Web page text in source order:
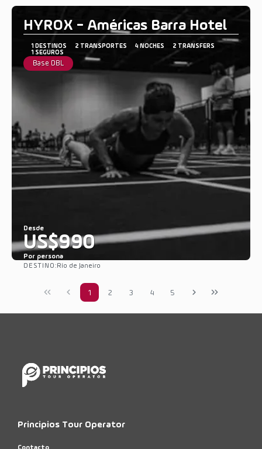
HYROX - Américas Barra Hotel
1 DESTINOS 2 TRANSPORTES 4 NOCHES
2 TRANSFERS
1 SEGUROS
Base DBL
Desde
US$990
Por persona
DESTINO:Río de Janeiro
1 2 3 4 5
Principios Tour Operator